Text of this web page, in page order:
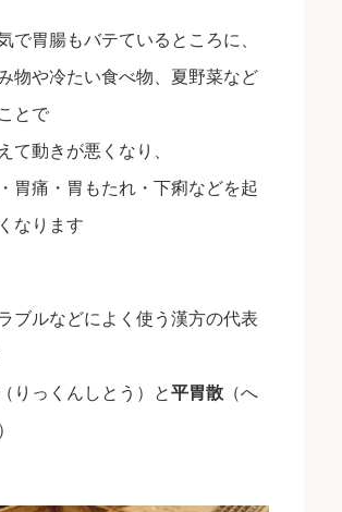
で胃腸もバテているところに、
物や冷たい食べ物、夏野菜など
とで
て動きが悪くなり、
胃痛・胃もたれ・下痢などを起
なります
ブルなどによく使う漢方の代表
りっくんしとう）と平胃散 （へ